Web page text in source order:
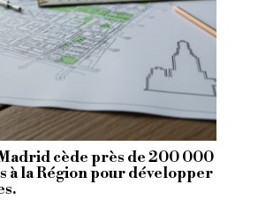
cède près de 200 000
à la Région pour développer